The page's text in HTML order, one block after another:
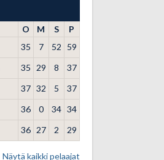
O M S
P
35 7 52
59
35 29 8
37
37 32 5
37
36 0 34 34
36 27 2 29
Näytä kaikki pelaajat